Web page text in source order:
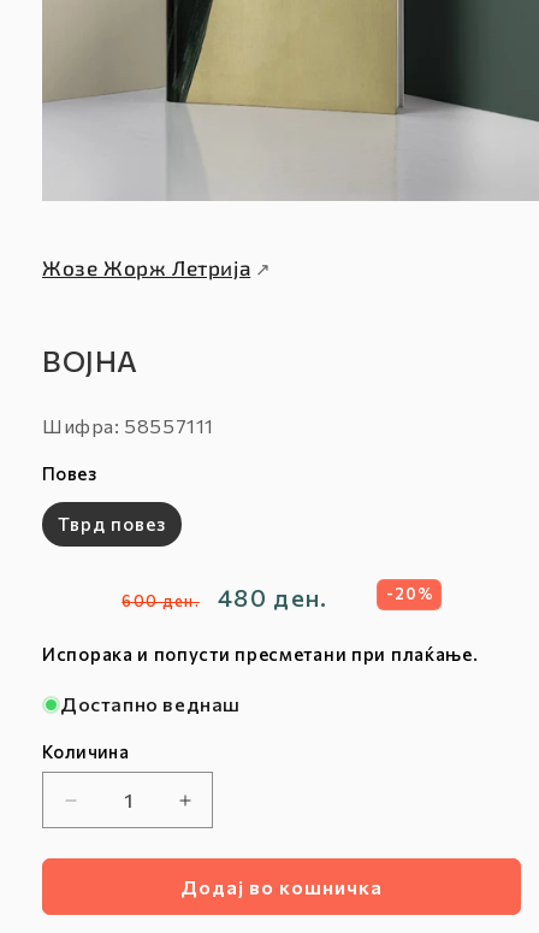
Жозе Жорж Летрија ↗
ВОЈНА
Шифра:
Шифра: 58557111
Повез
Тврд повез
Редовна
600 ден.
Продажна
480 ден. -20%
Испорака и попусти пресметани при плаќање.
Достапно веднаш
Количина
Намалете
количината
ВОЈНА
Зголемете
количината
за
ВОЈНА
Додај во кошничка